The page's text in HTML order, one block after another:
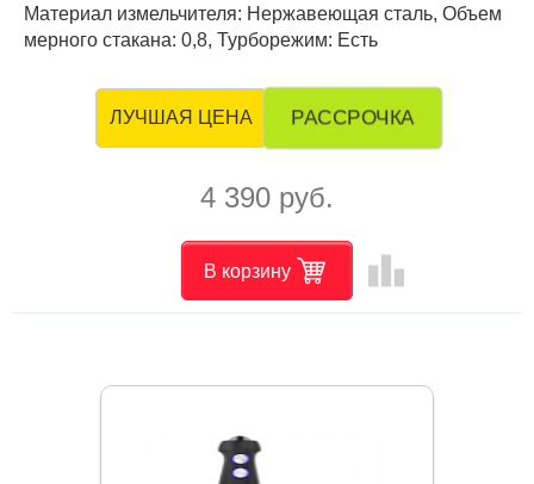
Материал измельчителя: Нержавеющая сталь, Объем
мерного стакана: 0,8, Турборежим: Есть
ЛУЧШАЯ ЦЕНА РАССРОЧКА
4 390 руб.
В корзину leaderboard